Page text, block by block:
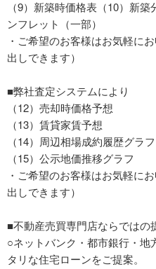
（9）新築時価格表（10）新
ンフレット（一部）
・ご希望のお客様はお気軽に
出しできます）
■弊社査定システムにより
（12）売却時価格予想
（13）賃貸家賃予想
（14）周辺相場成約履歴グラフ
（15）公示地価推移グラフ
・ご希望のお客様はお気軽に
出しできます）
■不動産売買専門店ならではの
○ネットバンク・都市銀行・地
タリな住宅ローンをご提案。